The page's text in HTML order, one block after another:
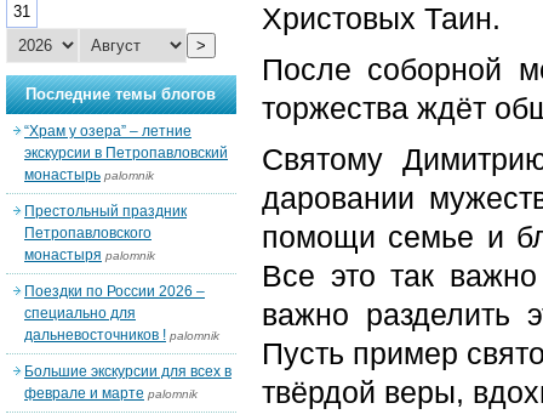
Христовых Таин.
После соборной
торжества ждёт
Святому
даровании
помощи семье и
Все это так
важно разделить
Пусть пример
твёрдой веры,
31
>
Последние темы блогов
“Храм у озера” – летние
экскурсии в Петропавловский
монастырь palomnik
Престольный праздник
Петропавловского
монастыря palomnik
Поездки по России 2026 –
специально для
дальневосточников ! palomnik
Большие экскурсии для всех в
феврале и марте palomnik